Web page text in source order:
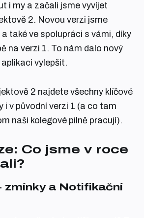
i my a začali jsme vyvíjet
2. Novou verzi jsme
také ve spolupráci s vámi, díky
na verzi 1. To nám dalo nový
vylepšit.
2 najdete všechny klíčové
i v původní verzi 1 (a co tam
naši kolegové pilně pracují).
Co jsme v roce
zmínky a Notifikační